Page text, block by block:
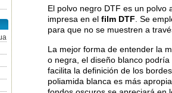
El polvo negro DTF es un polvo
impresa en el film DTF . Se
para que no se muestren a
La mejor forma de entender la
o negra, el diseño blanco
facilita la definición de los
poliamida blanca es más